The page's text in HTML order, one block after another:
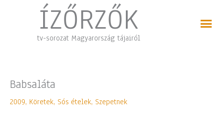
ÍZŐRZŐK
tv-sorozat Magyarország tájairól
Babsaláta
2009, Köretek, Sós ételek, Szepetnek